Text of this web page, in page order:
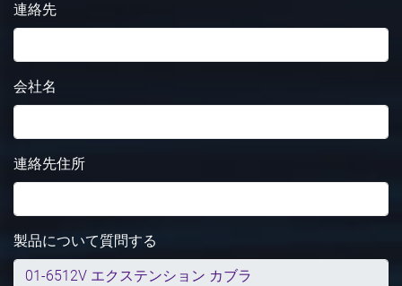
連絡先
会社名
連絡先住所
製品について質問する